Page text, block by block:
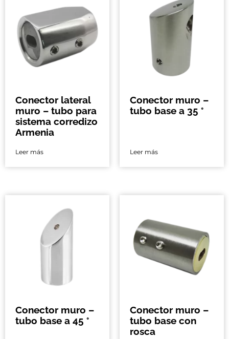
Conector lateral
muro – tubo para
sistema corredizo
Armenia
Leer más
Conector muro –
tubo base a 35 °
Leer más
Conector muro –
tubo base a 45 °
Conector muro –
tubo base con
rosca